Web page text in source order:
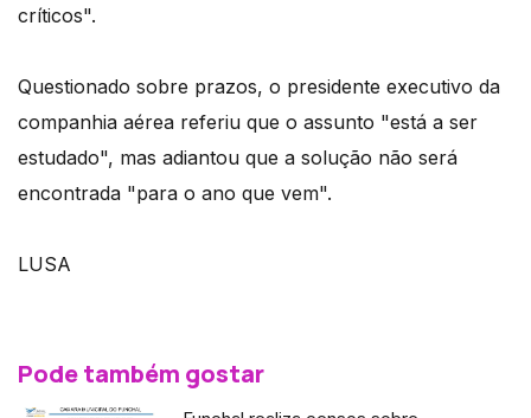
críticos".
Questionado sobre prazos, o presidente executivo da
companhia aérea referiu que o assunto "está a ser
estudado", mas adiantou que a solução não será
encontrada "para o ano que vem".
LUSA
Pode também gostar